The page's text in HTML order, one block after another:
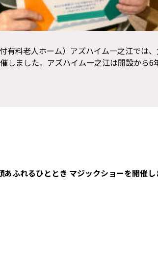
有料老人ホーム）アズハイム一之江では
しました。アズハイム一之江は開設から6
あふれるひととき マジックショーを開催し